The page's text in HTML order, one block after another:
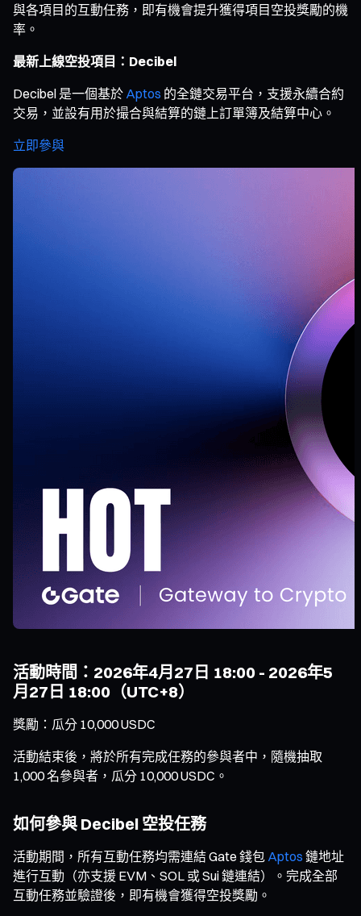
與各項目的互動任務，即有機會提升獲得項目空投獎勵的機
率。
最新上線空投項目：Decibel
Decibel 是一個基於 Aptos 的全鏈交易平台，支援永續合約
交易，並設有用於撮合與結算的鏈上訂單簿及結算中心。
立即參與
活動時間：2026年4月27日 18:00 - 2026年5
月27日 18:00（UTC+8）
獎勵：瓜分 10,000 USDC
活動結束後，將於所有完成任務的參與者中，隨機抽取
1,000 名參與者，瓜分 10,000 USDC。
如何參與 Decibel 空投任務
活動期間，所有互動任務均需連結 Gate 錢包 Aptos 鏈地址
進行互動（亦支援 EVM、SOL 或 Sui 鏈連結）。完成全部
互動任務並驗證後，即有機會獲得空投獎勵。